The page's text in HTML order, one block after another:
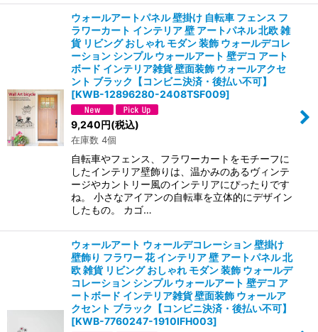
ウォールアートパネル 壁掛け 自転車 フェンス フ
ラワーカート インテリア 壁 アートパネル 北欧 雑
貨 リビング おしゃれ モダン 装飾 ウォールデコレ
ーション シンプル ウォールアート 壁デコ アート
ボード インテリア雑貨 壁面装飾 ウォールアクセ
ント ブラック【コンビニ決済・後払い不可】
[KWB-12896280-2408TSF009]
9,240円(税込)
在庫数 4個
自転車やフェンス、フラワーカートをモチーフに
したインテリア壁飾りは、温かみのあるヴィンテ
ージやカントリー風のインテリアにぴったりです
ね。 小さなアイアンの自転車を立体的にデザイン
したもの。 カゴ…
ウォールアート ウォールデコレーション 壁掛け
壁飾り フラワー 花 インテリア 壁 アートパネル 北
欧 雑貨 リビング おしゃれ モダン 装飾 ウォールデ
コレーション シンプル ウォールアート 壁デコ ア
ートボード インテリア雑貨 壁面装飾 ウォールア
クセント ブラック【コンビニ決済・後払い不可】
[KWB-7760247-1910IFH003]